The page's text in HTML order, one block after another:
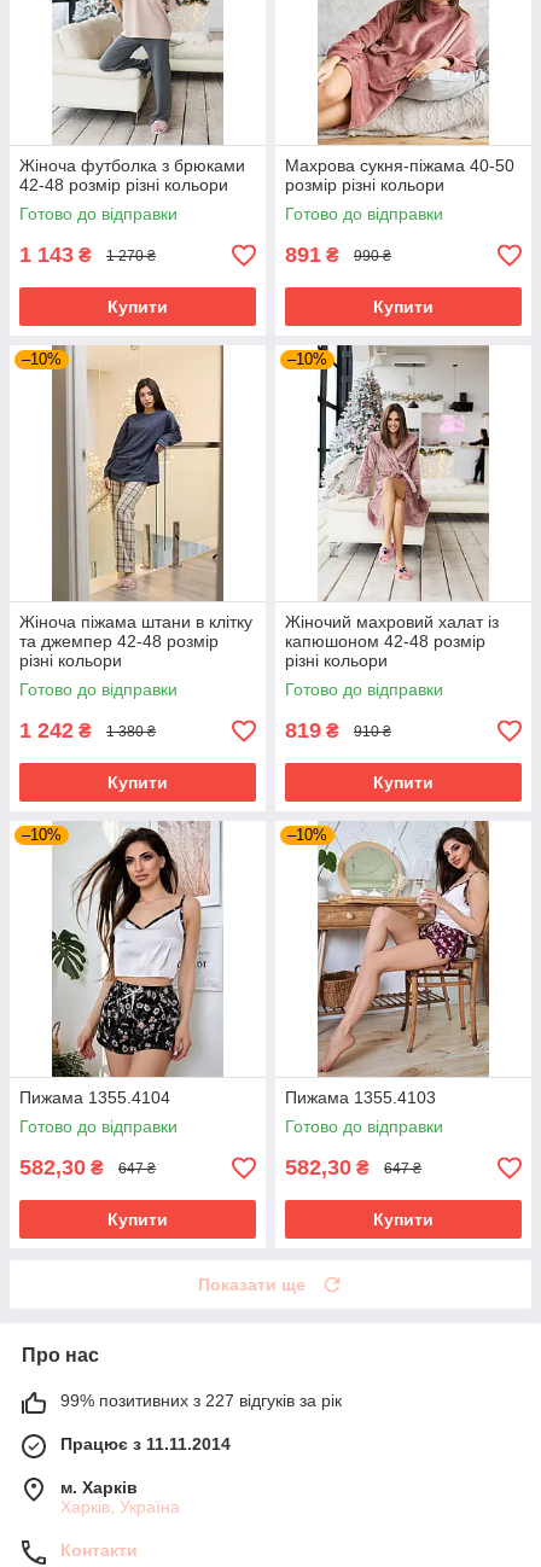
Жіноча футболка з брюками
42-48 розмір різні кольори
Готово до відправки
1 143 ₴ 1 270 ₴
Купити
Махрова сукня-піжама 40-50
розмір різні кольори
Готово до відправки
891 ₴ 990 ₴
Купити
–10%
Жіноча піжама штани в клітку
та джемпер 42-48 розмір
різні кольори
Готово до відправки
1 242 ₴ 1 380 ₴
Купити
–10%
Жіночий махровий халат із
капюшоном 42-48 розмір
різні кольори
Готово до відправки
819 ₴ 910 ₴
Купити
–10%
Пижама 1355.4104
Готово до відправки
582,30 ₴ 647 ₴
Купити
–10%
Пижама 1355.4103
Готово до відправки
582,30 ₴ 647 ₴
Купити
Показати ще
Про нас
99% позитивних з 227 відгуків за рік
Працює з 11.11.2014
м. Харків
Харків, Україна
Контакти